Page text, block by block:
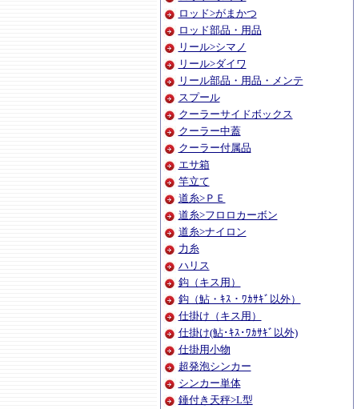
ロッド>がまかつ
ロッド部品・用品
リール>シマノ
リール>ダイワ
リール部品・用品・メンテ
スプール
クーラーサイドボックス
クーラー中蓋
クーラー付属品
エサ箱
竿立て
道糸>ＰＥ
道糸>フロロカーボン
道糸>ナイロン
力糸
ハリス
鈎（キス用）
鈎（鮎・ｷｽ・ﾜｶｻｷﾞ以外）
仕掛け（キス用）
仕掛け(鮎･ｷｽ･ﾜｶｻｷﾞ以外)
仕掛用小物
超発泡シンカー
シンカー単体
錘付き天秤>L型